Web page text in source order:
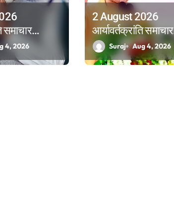
समाचार
4, 2026
2 August 2026
आर्यावर्तक्रांति समाचार
पत्रिका
Suraj Aug 4, 2026